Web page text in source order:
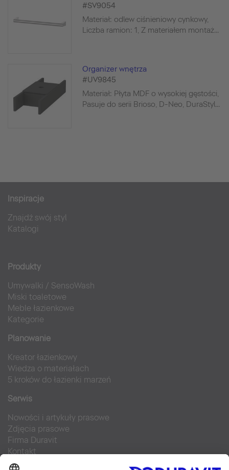
#SV9054
Materiał: odlew ciśnieniowy cynkowy,
Liczba ramion: 1, Z materiałem montaż...
Organizer wnętrza
#UV9845
Materiał: Płyta MDF o wysokiej gęstości,
Pasuje do serii Brioso, D-Neo, DuraStyl...
Inspiracje
Znajdź swój styl
Katalogi
Produkty
Umywalki / SensoWash
Miski toaletowe
Meble łazienkowe
Kategorie
Planowanie
Kreator łazienkowy
Wiedza o materiałach
5 kroków do łazienki marzeń
Serwis
Nowości i artykuły prasowe
Zdjęcia prasowe
Firma Duravit
Kontakt
Najczęściej zadawane pytania